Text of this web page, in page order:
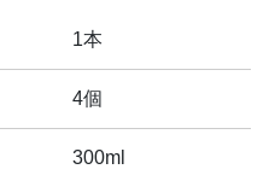
1本
4個
300ml